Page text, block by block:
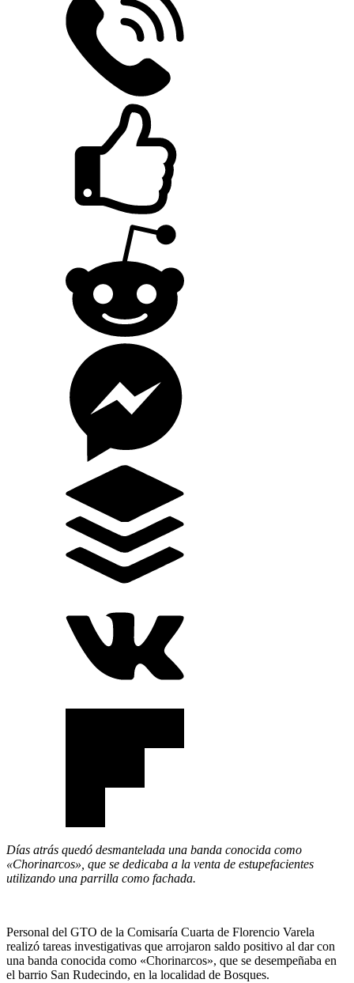
Días atrás quedó desmantelada una banda conocida como
«Chorinarcos», que se dedicaba a la venta de estupefacientes
utilizando una parrilla como fachada.
Personal del GTO de la Comisaría Cuarta de Florencio Varela
realizó tareas investigativas que arrojaron saldo positivo al dar con
una banda conocida como «Chorinarcos», que se desempeñaba en
el barrio San Rudecindo, en la localidad de Bosques.